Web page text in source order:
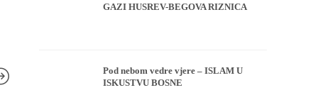
GAZI HUSREV-BEGOVA RIZNICA
Pod nebom vedre vjere – ISLAM U
ISKUSTVU BOSNE